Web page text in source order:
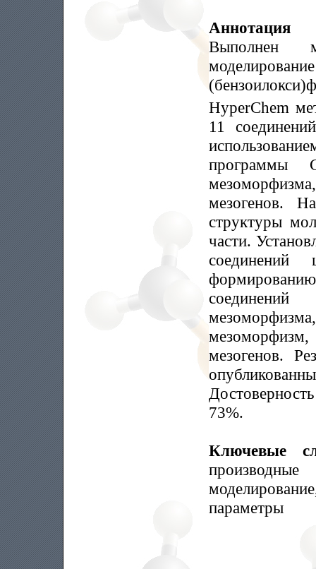
Аннотация
Выполнен
HyperChem
11
программы
мезогенов.
структуры
части.
соединений
мезогенов.
73%.
Ключевые
параметры